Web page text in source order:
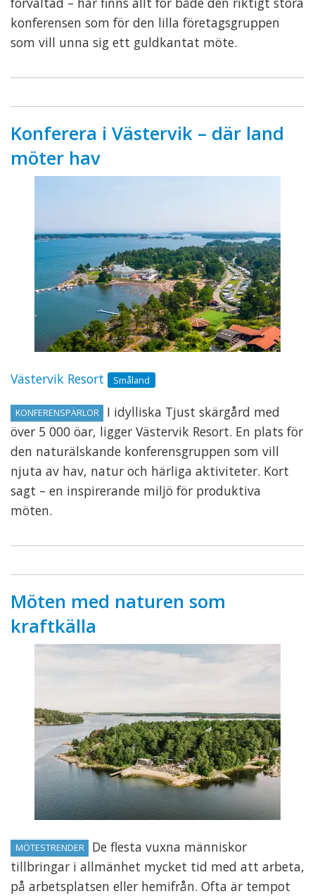
konferensen som för den lilla företagsgruppen
som vill unna sig ett guldkantat möte.
Konferera i Västervik – där land
möter hav
Västervik Resort Småland
KONFERENSPÄRLOR
I idylliska Tjust skärgård med
över 5 000 öar, ligger Västervik Resort. En plats för
den naturälskande konferensgruppen som vill
njuta av hav, natur och härliga aktiviteter. Kort
sagt – en inspirerande miljö för produktiva
möten.
Möten med naturen som
kraftkälla
MÖTESTRENDER
De flesta vuxna människor
tillbringar i allmänhet mycket tid med att arbeta,
på arbetsplatsen eller hemifrån. Ofta är tempot